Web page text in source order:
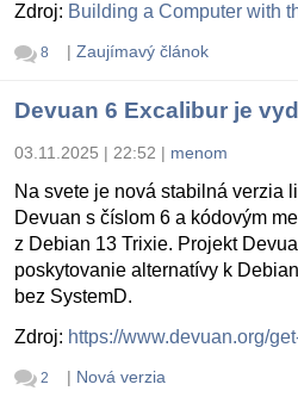
Zdroj: Building a Computer with
8 | Zaujímavý článok
Devuan 6 Excalibur je
03.11.2025 | 22:52 | menom
Na svete je nová stabilná verzia
Devuan s číslom 6 a kódovým
z Debian 13 Trixie. Projekt
poskytovanie alternatívy k
bez SystemD.
Zdroj: https://www.devuan.org/
2 | Nová verzia